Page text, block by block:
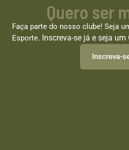
Quero ser
Faça parte do nosso clube! Seja
Esporte. Inscreva-se já e seja um
Inscreva-